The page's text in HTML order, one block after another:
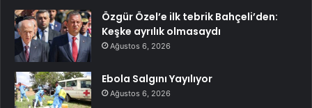
Özgür Özel’e ilk tebrik Bahçeli’den:
Keşke ayrılık olmasaydı
Ağustos 6, 2026
Ebola Salgını Yayılıyor
Ağustos 6, 2026